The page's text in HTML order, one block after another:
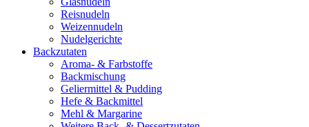
Reisnudeln
Weizennudeln
Nudelgerichte
Backzutaten
Aroma- & Farbstoffe
Backmischung
Geliermittel & Pudding
Hefe & Backmittel
Mehl & Margarine